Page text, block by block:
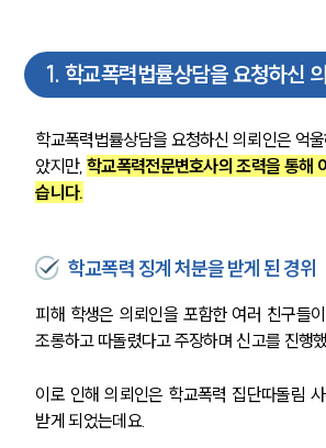
1. 학교폭력법률상담을 요청하신
학교폭력법률상담을 요청하신 의뢰인은 억
았지만, 학교폭력전문변호사의 조력을 통해
습니다.
학교폭력 징계 처분을 받게 된 경위
피해 학생은 의뢰인을 포함한 여러 친구들
조롱하고 따돌렸다고 주장하며 신고를 진행
이로 인해 의뢰인은 학교폭력 집단따돌림
받게 되었는데요.